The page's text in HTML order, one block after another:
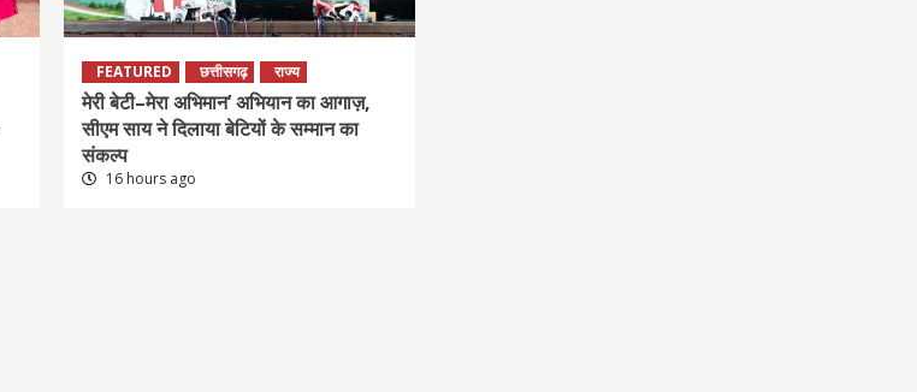
FEATURED छत्तीसगढ़ राज्य
मेरी बेटी–मेरा अभिमान’ अभियान का आगाज़,
सीएम साय ने दिलाया बेटियों के सम्मान का
संकल्प
16 hours ago